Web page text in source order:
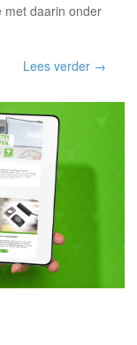
met daarin onder
Lees verder →